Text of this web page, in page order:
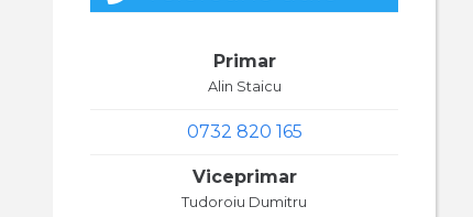
Primar
Alin Staicu
0732 820 165
Viceprimar
Tudoroiu Dumitru